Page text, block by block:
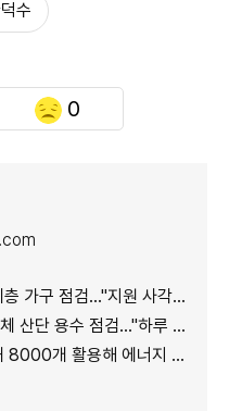
수
0
점검…"지원 사각지대 최소화"
점검…"하루 30만t 재이용수 공급"
활용해 에너지 유니콘 키운다